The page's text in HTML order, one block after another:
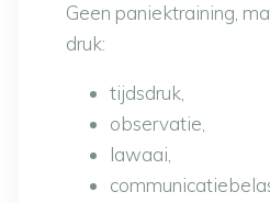
Geen paniektraining,
druk:
tijdsdruk,
observatie,
lawaai,